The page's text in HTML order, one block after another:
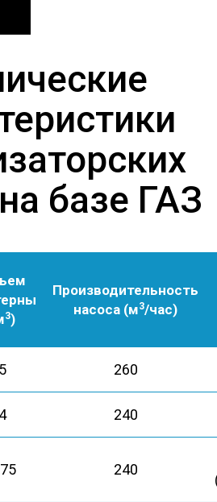
базе ГАЗ
3)
Производительность
насоса (м3/час)
5 260
4 240
240